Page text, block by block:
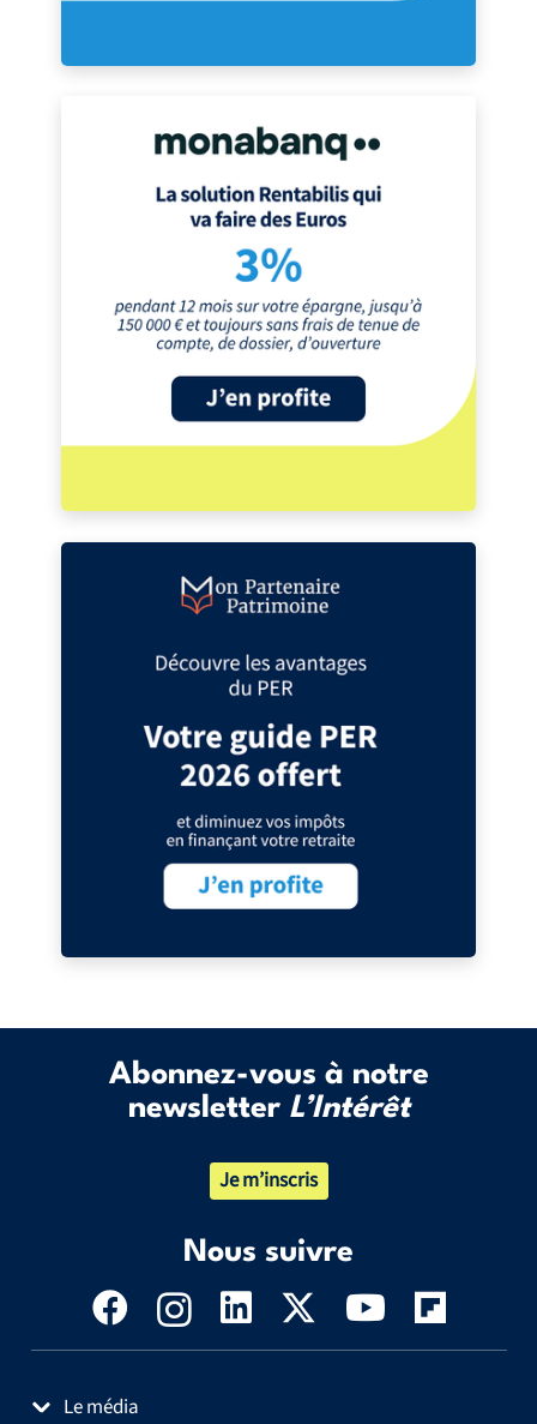
Abonnez-vous à notre
newsletter L’Intérêt
Je m’inscris
Nous suivre
Le média